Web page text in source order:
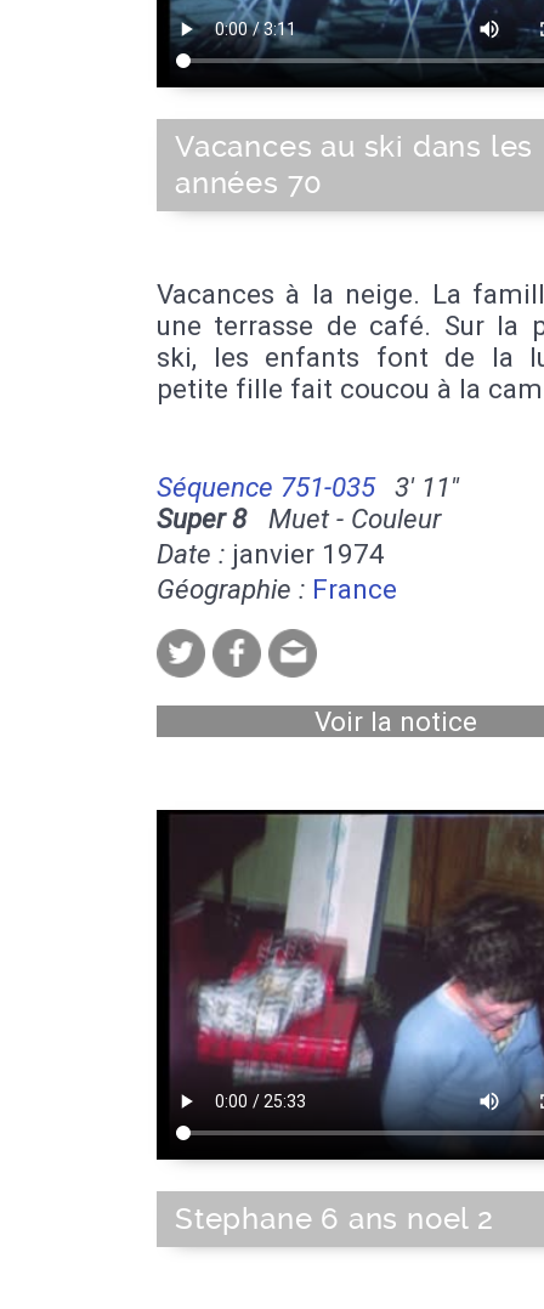
Vacances au ski dans les
années 70
Vacances à la neige. La
une terrasse de café. Sur la
ski, les enfants font de la
petite fille fait coucou à la
Séquence 751-035
3' 11''
Super 8Muet - Couleur
Date : janvier 1974
Géographie : France
Voir la notice
Stephane 6 ans noel 2